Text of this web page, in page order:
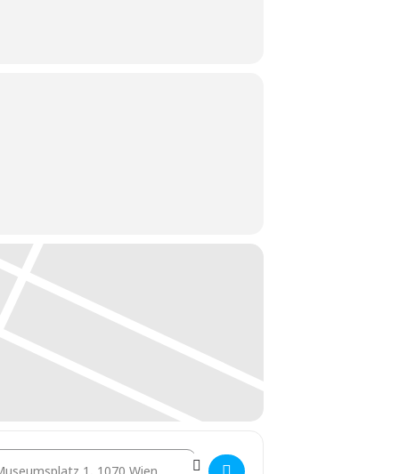
Address - Die Wohnanlage als Weg und Platz [D6UJI99uq]